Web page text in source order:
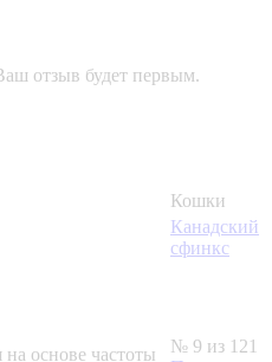
отзыв будет первым.
Кошки
Канадский
сфинкс
основе частоты
№ 9 из 121